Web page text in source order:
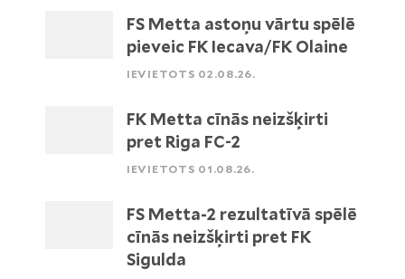
FS Metta astoņu vārtu spēlē
pieveic FK Iecava/FK Olaine
IEVIETOTS 02.08.26.
FK Metta cīnās neizšķirti
pret Riga FC-2
IEVIETOTS 01.08.26.
FS Metta-2 rezultatīvā spēlē
cīnās neizšķirti pret FK
Sigulda